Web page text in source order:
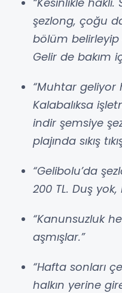
şezlong, çoğu
bölüm belirleyip
Gelir de bakım
“Muhtar geliyor
Kalabalıksa
indir şemsiye
plajında sıkış
“Gelibolu’da
200 TL. Duş yok,
“Kanunsuzluk
aşmışlar.”
“Hafta sonları
halkın yerine